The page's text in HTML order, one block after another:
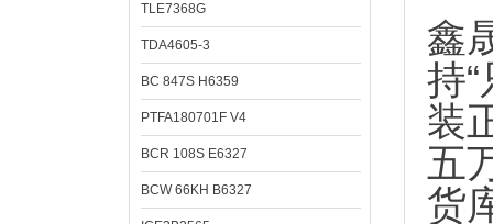
TLE7368G
TDA4605-3
BC 847S H6359
PTFA180701F V4
BCR 108S E6327
BCW 66KH B6327
鑫
持
装
五
货